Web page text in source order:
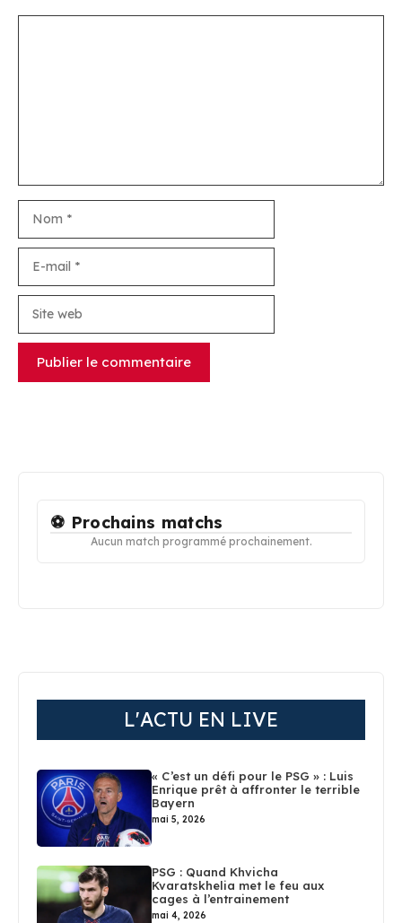
mail
web
⚽ Prochains matchs
Aucun match programmé prochainement.
L'ACTU EN LIVE
« C’est un défi pour le PSG » : Luis
Enrique prêt à affronter le terrible
Bayern
mai 5, 2026
PSG : Quand Khvicha
Kvaratskhelia met le feu aux
cages à l’entrainement
mai 4, 2026